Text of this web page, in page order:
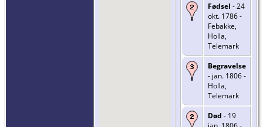
Fødsel - 24
okt. 1786 -
Febakke,
Holla,
Telemark
Begravelse
- jan. 1806 -
Holla,
Telemark
Død - 19